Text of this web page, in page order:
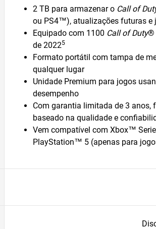
2 TB para armazenar o Call of
ou PS4™), atualizações futuras e
Equipado com 1100 Call of Duty®
de 20225
Formato portátil com tampa de
qualquer lugar
Unidade Premium para jogos
desempenho
Com garantia limitada de 3
baseado na qualidade e
Vem compatível com Xbox™
PlayStation™ 5 (apenas para